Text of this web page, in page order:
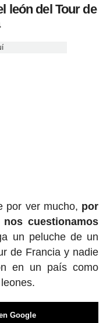
león del Tour de
por ver mucho, por
cuestionamos
un peluche de un
de Francia y nadie
en un país como
Google